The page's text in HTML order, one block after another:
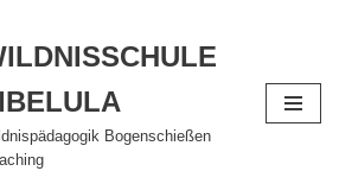
Bogenschießen